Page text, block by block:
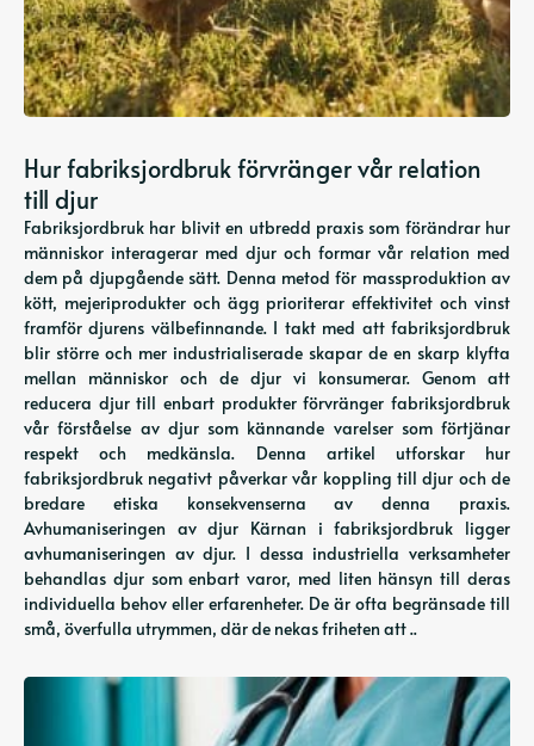
Hur fabriksjordbruk förvränger vår relation
till djur
Fabriksjordbruk har blivit en utbredd praxis som förändrar hur
människor interagerar med djur och formar vår relation med
dem på djupgående sätt. Denna metod för massproduktion av
kött, mejeriprodukter och ägg prioriterar effektivitet och vinst
framför djurens välbefinnande. I takt med att fabriksjordbruk
blir större och mer industrialiserade skapar de en skarp klyfta
mellan människor och de djur vi konsumerar. Genom att
reducera djur till enbart produkter förvränger fabriksjordbruk
vår förståelse av djur som kännande varelser som förtjänar
respekt och medkänsla. Denna artikel utforskar hur
fabriksjordbruk negativt påverkar vår koppling till djur och de
bredare etiska konsekvenserna av denna praxis.
Avhumaniseringen av djur Kärnan i fabriksjordbruk ligger
avhumaniseringen av djur. I dessa industriella verksamheter
behandlas djur som enbart varor, med liten hänsyn till deras
individuella behov eller erfarenheter. De är ofta begränsade till
små, överfulla utrymmen, där de nekas friheten att ..